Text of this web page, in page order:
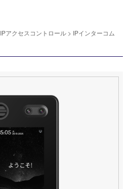
IPアクセスコントロール > IPインターコム